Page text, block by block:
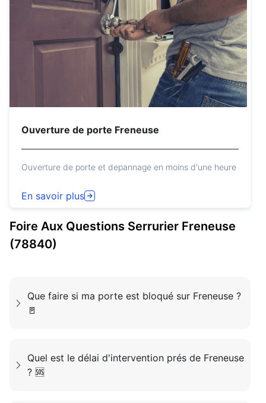
Ouverture de porte Freneuse
Ouverture de porte et depannage en moins d'une heure
En savoir plus
Foire Aux Questions Serrurier Freneuse
(78840)
Que faire si ma porte est bloqué sur Freneuse ?
🚪
Quel est le délai d'intervention prés de Freneuse
? 🆘